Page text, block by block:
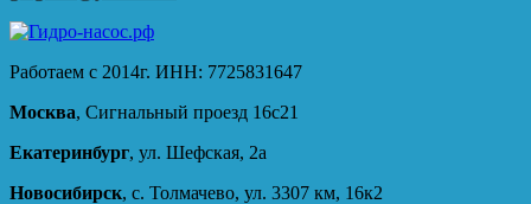
Работаем с 2014г. ИНН: 7725831647
Москва, Сигнальный проезд 16с21
Екатеринбург, ул. Шефская, 2а
Новосибирск, с. Толмачево, ул. 3307 км, 16к2